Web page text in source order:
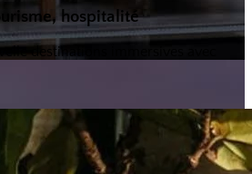
hospitalité
destinations immersives avec